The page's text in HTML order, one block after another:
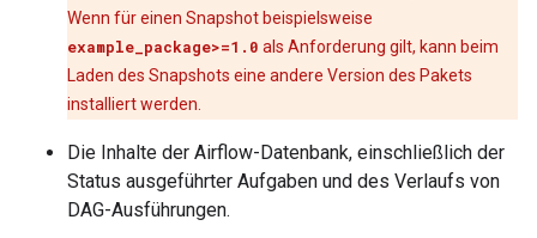
Wenn für einen Snapshot beispielsweise
example_package>=1.0 als Anforderung gilt, kann beim
Laden des Snapshots eine andere Version des Pakets
installiert werden.
Die Inhalte der Airflow-Datenbank, einschließlich der
Status ausgeführter Aufgaben und des Verlaufs von
DAG-Ausführungen.